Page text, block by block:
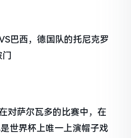
巴西，德国队的托尼克罗
对萨尔瓦多的比赛中，在
世界杯上唯一上演帽子戏